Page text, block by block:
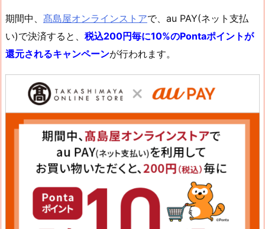
期間中、 髙島屋オンラインストアで、au PAY(ネット支払
い)で決済すると、 税込200円毎に10%のPontaポイントが
還元されるキャンペーンが行われます。